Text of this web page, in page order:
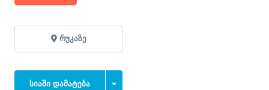
ᲠᲣᲙᲐᲖᲔ
ᲡᲘᲐᲨᲘ ᲓᲐᲛᲐᲢᲔᲑᲐ